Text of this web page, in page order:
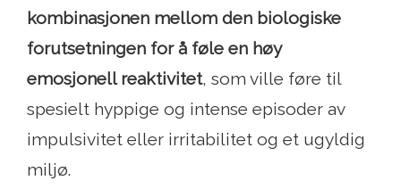
kombinasjonen mellom den biologiske
forutsetningen for å føle en høy
emosjonell reaktivitet, som ville føre til
spesielt hyppige og intense episoder av
impulsivitet eller irritabilitet og et ugyldig
miljø.